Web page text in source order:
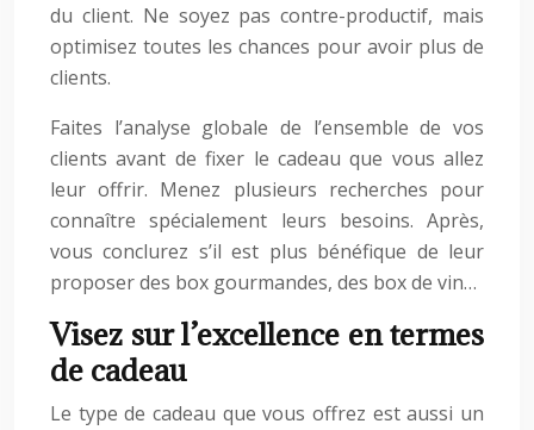
du client. Ne soyez pas contre-productif, mais
optimisez toutes les chances pour avoir plus de
clients.
Faites l’analyse globale de l’ensemble de vos
clients avant de fixer le cadeau que vous allez
leur offrir. Menez plusieurs recherches pour
connaître spécialement leurs besoins. Après,
vous conclurez s’il est plus bénéfique de leur
proposer des box gourmandes, des box de vin…
Visez sur l’excellence en termes
de cadeau
Le type de cadeau que vous offrez est aussi un